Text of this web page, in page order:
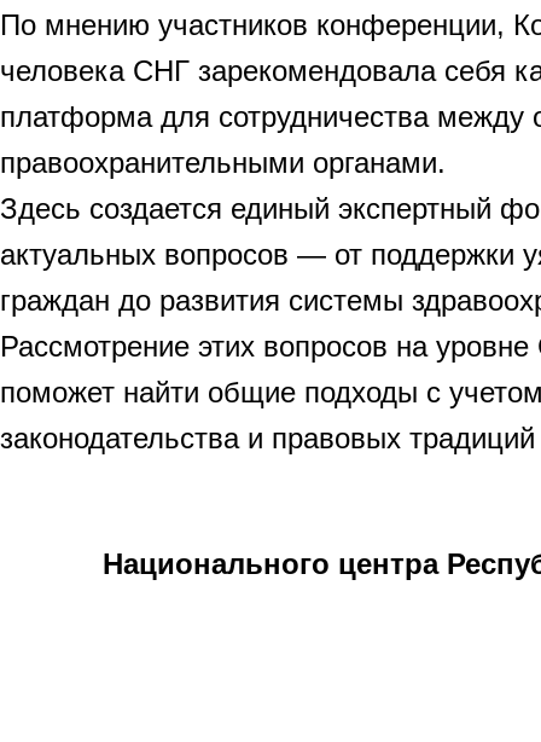
По мнению участников конференции,
человека СНГ зарекомендовала себя
платформа для сотрудничества между
правоохранительными органами.
Здесь создается единый экспертный
актуальных вопросов — от поддержки
граждан до развития системы
Рассмотрение этих вопросов на
поможет найти общие подходы с
законодательства и правовых
Национального центра